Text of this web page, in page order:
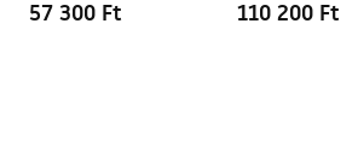
57 300 Ft 110 200 Ft